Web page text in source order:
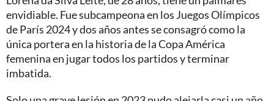
envidiable. Fue subcampeona en los Juegos Olímpicos
de París 2024 y dos años antes se consagró como la
única portera en la historia de la Copa América
femenina en jugar todos los partidos y terminar
imbatida.